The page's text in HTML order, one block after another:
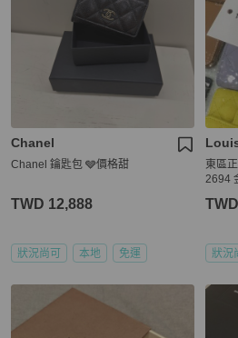
Chanel
Chanel 鑰匙包 🩶價格甜
TWD 12,888
狀況尚可 本地 免運
東區
2694
狀況